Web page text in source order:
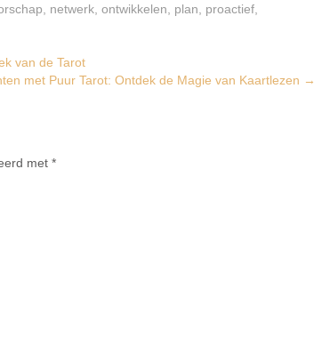
netwerk ontwikkelen plan proactief
van de Tarot
met Puur Tarot: Ontdek de Magie van Kaartlezen →
met *